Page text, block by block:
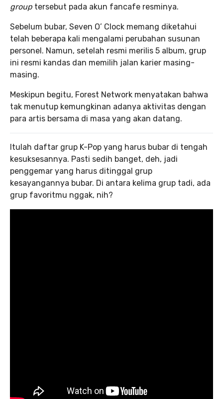
group tersebut pada akun fancafe resminya.
Sebelum bubar, Seven O’ Clock memang diketahui
telah beberapa kali mengalami perubahan susunan
personel. Namun, setelah resmi merilis 5 album, grup
ini resmi kandas dan memilih jalan karier masing-
masing.
Meskipun begitu, Forest Network menyatakan bahwa
tak menutup kemungkinan adanya aktivitas dengan
para artis bersama di masa yang akan datang.
Itulah daftar grup K-Pop yang harus bubar di tengah
kesuksesannya. Pasti sedih banget, deh, jadi
penggemar yang harus ditinggal grup
kesayangannya bubar. Di antara kelima grup tadi, ada
grup favoritmu nggak, nih?